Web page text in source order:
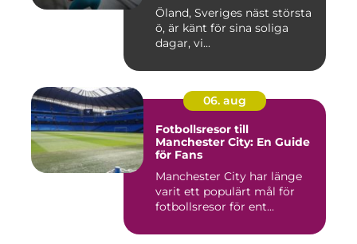
och välbefinnande
Öland, Sveriges näst största
ö, är känt för sina soliga
dagar, vi...
06. aug
Fotbollsresor till
Manchester City: En Guide
för Fans
Manchester City har länge
varit ett populärt mål för
fotbollsresor för ent...